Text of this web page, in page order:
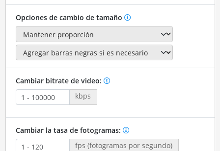
Opciones de cambio de tamaño
Cambiar bitrate de video:
kbps
Cambiar la tasa de fotogramas:
fps (fotogramas por segundo)